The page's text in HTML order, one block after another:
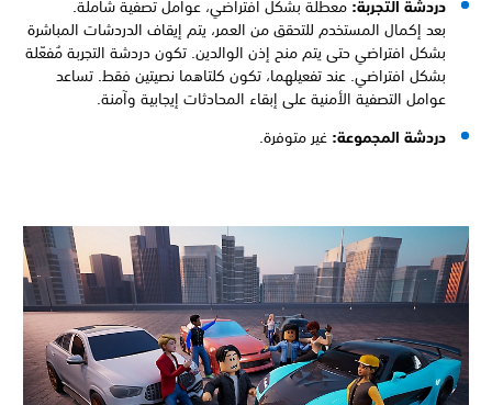
دردشة التجربة:معطلة بشكل افتراضي، عوامل تصفية شاملة.
بعد إكمال المستخدم للتحقق من العمر، يتم إيقاف الدردشات المباشرة
بشكل افتراضي حتى يتم منح إذن الوالدين. تكون دردشة التجربة مُفعّلة
بشكل افتراضي. عند تفعيلهما، تكون كلتاهما نصيتين فقط. تساعد
عوامل التصفية الأمنية على إبقاء المحادثات إيجابية وآمنة.
دردشة المجموعة:غير متوفرة.